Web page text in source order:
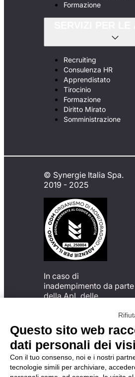
Formazione
Recruiting
Consulenza HR
Apprendistato
Tirocinio
Formazione
Diritto Mirato
Somministrazione
© Synergie Italia Spa.
2019 - 2025
In caso di
inadempimento da parte
della ApL delle
del Codice di Condotta,
possibile presentare un
reclamo
all’Organismo di
Monitoraggio
una delle modalità
descritte al seguente
Questo sito web
dati personali dei
Con il tuo consenso, noi e i nostri
tecnologie simili per archiviare,